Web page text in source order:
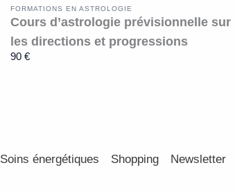
FORMATIONS EN ASTROLOGIE
Cours d’astrologie prévisionnelle sur
les directions et progressions
90 €
Soins énergétiques Shopping
Newsletter